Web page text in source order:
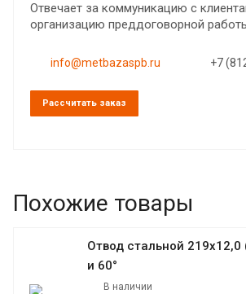
Отвечает за коммуникацию с
организацию преддоговорной
info@metbazaspb.ru +7
Рассчитать заказ
Похожие товары
Отвод стальной 219х12,0
и 60°
В наличии